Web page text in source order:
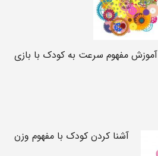
آموزش مفهوم سرعت به کودک با بازی
آشنا کردن کودک با مفهوم وزن